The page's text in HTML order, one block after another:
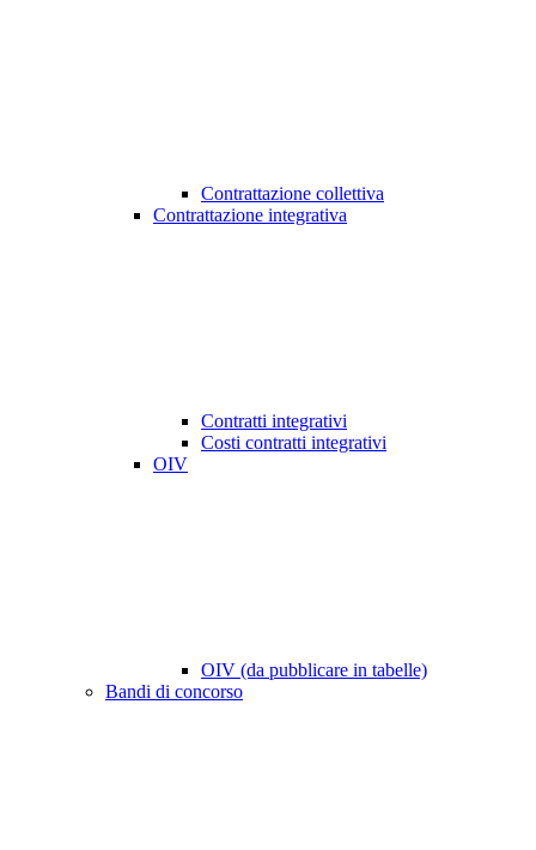
Contrattazione collettiva
Contrattazione integrativa
Contratti integrativi
Costi contratti integrativi
OIV
OIV (da pubblicare in tabelle)
Bandi di concorso